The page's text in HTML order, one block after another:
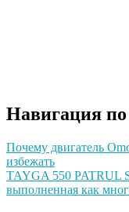
Навигация
Почему двигатель
избежать
TAYGA 550 PATRUL
выполненная как